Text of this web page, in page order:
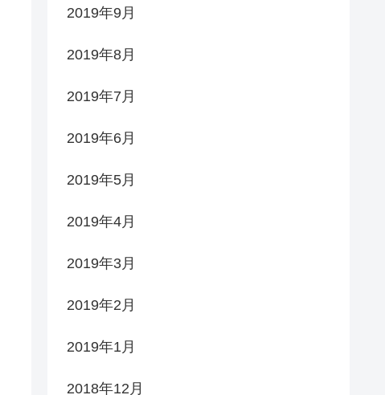
2019年9月
2019年8月
2019年7月
2019年6月
2019年5月
2019年4月
2019年3月
2019年2月
2019年1月
2018年12月